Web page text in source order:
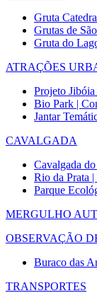
Gruta
Grutas de
Gruta do
ATRAÇÕES
Projeto
Bio Park |
Jantar
CAVALGADA
Cavalgada
Rio da Prata |
Parque
MERGULHO
OBSERVAÇÃO
Buraco das
TRANSPORTES